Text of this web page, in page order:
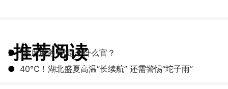
推荐阅读
● “首席服务员”是个什么官？
● 40℃！湖北盛夏高温“长续航” 还需警惕“坨子雨”